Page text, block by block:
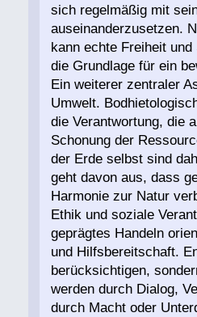
sich regelmäßig mit
auseinanderzusetzen.
kann echte Freiheit
die Grundlage für ein
Ein weiterer zentraler
Umwelt.
die Verantwortung, die
Schonung der
der Erde selbst sind
geht davon aus, dass
Harmonie zur Natur
Ethik und soziale
geprägtes Handeln
und Hilfsbereitschaft.
berücksichtigen,
werden durch Dialog,
durch Macht oder